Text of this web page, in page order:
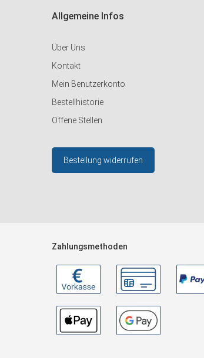
Allgemeine Infos
Über Uns
Kontakt
Mein Benutzerkonto
Bestellhistorie
Offene Stellen
Bestellung widerrufen
Zahlungsmethoden